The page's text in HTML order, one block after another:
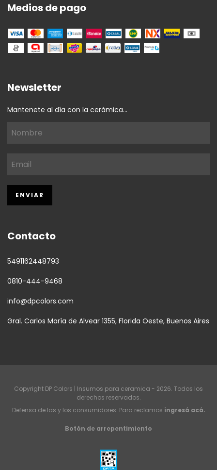
Medios de pago
Newsletter
Mantenete al día con la cerámica...
Contacto
5491162448793
0810-444-9468
info@dpcolors.com
Gral. Carlos María de Alvear 1355, Florida Oeste, Buenos Aires
Copyright DP Colors | Insumos para ceramica - 2026. Todos los
derechos reservados.
Defensa de las y los consumidores. Para reclamos ingresá acá.
Botón de arrepentimiento